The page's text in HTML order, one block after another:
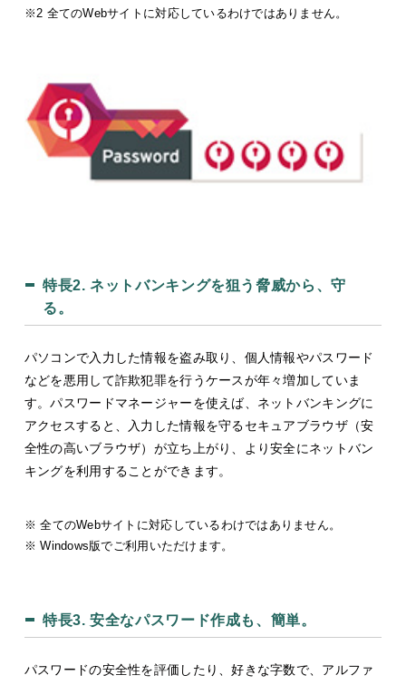
※2 全てのWebサイトに対応しているわけではありません。
特長2. ネットバンキングを狙う脅威から、守
る。
パソコンで入力した情報を盗み取り、個人情報やパスワード
などを悪用して詐欺犯罪を行うケースが年々増加していま
す。パスワードマネージャーを使えば、ネットバンキングに
アクセスすると、入力した情報を守るセキュアブラウザ（安
全性の高いブラウザ）が立ち上がり、より安全にネットバン
キングを利用することができます。
※ 全てのWebサイトに対応しているわけではありません。
※ Windows版でご利用いただけます。
特長3. 安全なパスワード作成も、簡単。
パスワードの安全性を評価したり、好きな字数で、アルファ